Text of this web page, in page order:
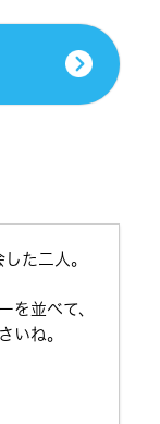
た二人。
を並べて、
いね。